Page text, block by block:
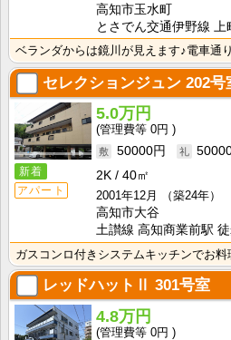
高知市玉水町
とさでん交通伊野線
セレクションジュン 202号
新着
アパート
5.0万円
0円
50000円
2K
40㎡
2001年12月
（築24年）
高知市大谷
土讃線 高知商業前駅
レッドハットⅡ 301号室
4.8万円
0円